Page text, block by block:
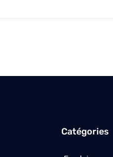
Catégories